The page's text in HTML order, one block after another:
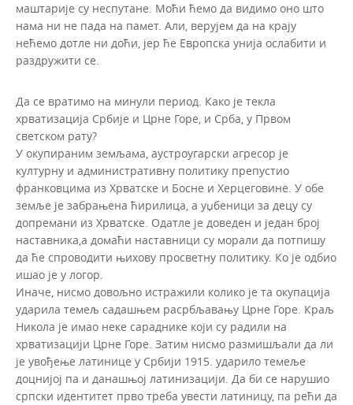
маштарије су неспутане. Моћи ћемо да видимо оно што
нама ни не пада на памет. Али, верујем да на крају
нећемо дотле ни доћи, јер ће Европска унија ослабити и
раздружити се.
Да се вратимо на минули период. Како је текла
хрватизација Србије и Црне Горе, и Срба, у Првом
светском рату?
У окупираним земљама, аустроугарски агресор је
културну и административну политику препустио
франковцима из Хрватске и Босне и Херцеговине. У обе
земље је забрањена ћирилица, а уџбеници за децу су
допремани из Хрватске. Одатле је доведен и један број
наставника,а домаћи наставници су морали да потпишу
да ће спроводити њихову просветну политику. Ко је одбио
ишао је у логор.
Иначе, нисмо довољно истражили колико је та окупација
ударила темељ садашњем расрбљавању Црне Горе. Краљ
Никола је имао неке сараднике који су радили на
хрватизацији Црне Горе. Затим нисмо размишљали да ли
је увођење латинице у Србији 1915. ударило темеље
доцнијој па и данашњој латинизацији. Да би се нарушио
српски идентитет прво треба увести латиницу, па рећи да